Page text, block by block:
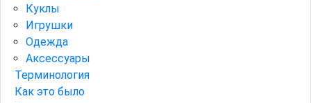
Куклы
Игрушки
Одежда
Аксессуары
Терминология
Как это было